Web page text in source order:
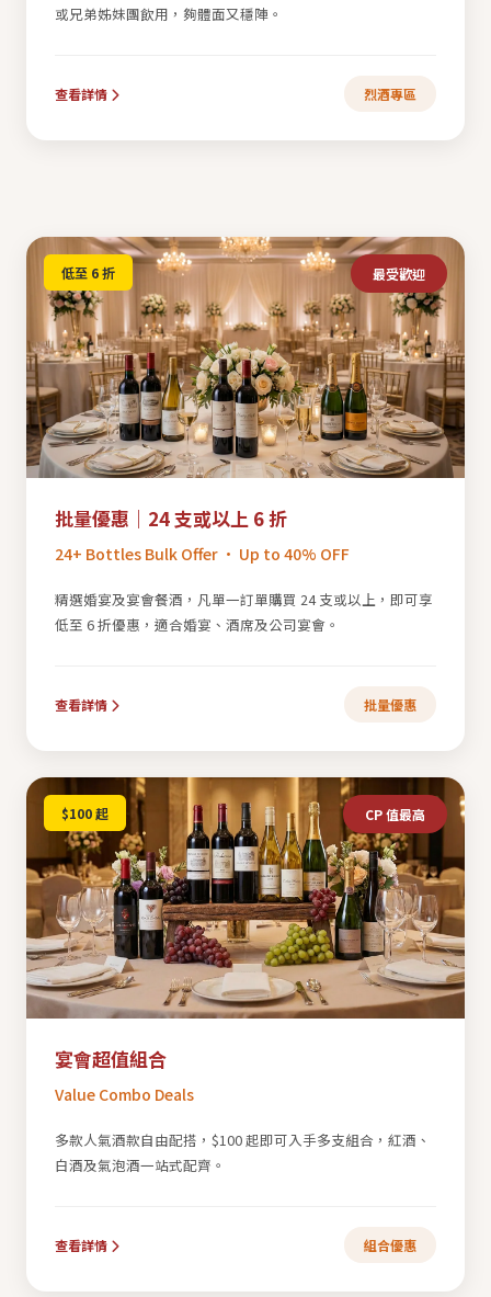
或兄弟姊妹團飲用，夠體面又穩陣。
查看詳情 烈酒專區
最受歡迎
低至 6 折
批量優惠｜24 支或以上 6 折
24+ Bottles Bulk Offer · Up to 40% OFF
精選婚宴及宴會餐酒，凡單一訂單購買 24 支或以上，即可享
低至 6 折優惠，適合婚宴、酒席及公司宴會。
查看詳情 批量優惠
CP 值最高
$100 起
宴會超值組合
Value Combo Deals
多款人氣酒款自由配搭，$100 起即可入手多支組合，紅酒、
白酒及氣泡酒一站式配齊。
查看詳情 組合優惠